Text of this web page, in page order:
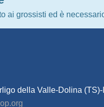
ai grossisti ed è
della Valle-Dolina (TS)-